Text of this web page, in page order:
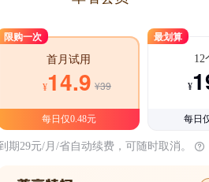
限购一次
首月试用
¥14.9 ¥39
每日仅0.48元
最划算
12
¥
每日
期29元/月/省自动续费，可随时取消。